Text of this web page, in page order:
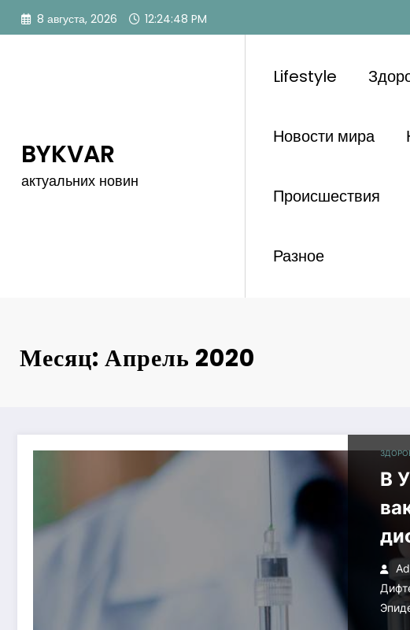
Перейти
8 августа, 2026 12:24:50 PM
BYKVAR
актуальних новин
Lifestyle
Новости мира
Происшествия
Разное
Месяц: Апрель 2020
В